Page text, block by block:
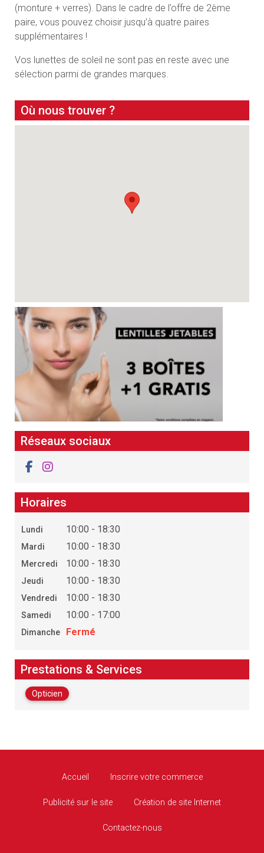
(monture + verres). Dans le cadre de l’offre de 2ème
paire, vous pouvez choisir jusqu’à quatre paires
supplémentaires !
Vos lunettes de soleil ne sont pas en reste avec une
sélection parmi de grandes marques.
Où nous trouver ?
Réseaux sociaux
Horaires
Lundi 10:00 - 18:30
Mardi 10:00 - 18:30
Mercredi 10:00 - 18:30
Jeudi 10:00 - 18:30
Vendredi 10:00 - 18:30
Samedi 10:00 - 17:00
Dimanche Fermé
Prestations & Services
Opticien
Accueil Inscrire votre commerce
Publicité sur le site Création de site Internet
Contactez-nous